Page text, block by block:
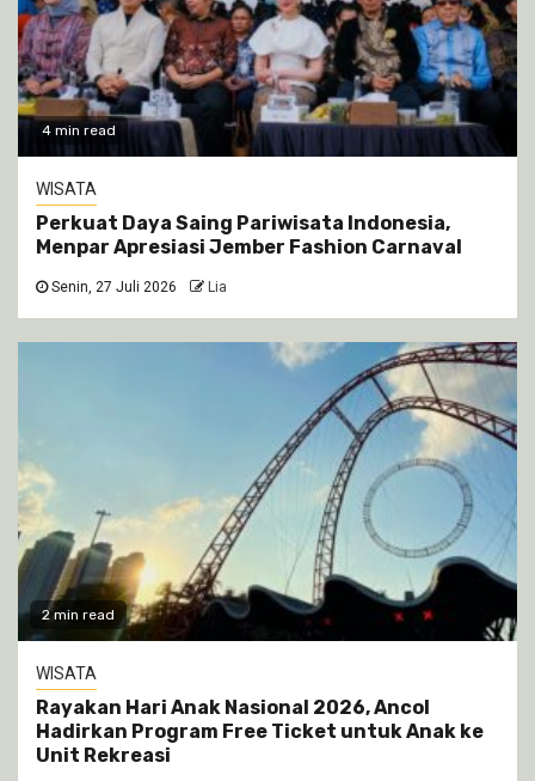
4 min read
WISATA
Perkuat Daya Saing Pariwisata Indonesia,
Menpar Apresiasi Jember Fashion Carnaval
Senin, 27 Juli 2026 Lia
2 min read
WISATA
Rayakan Hari Anak Nasional 2026, Ancol
Hadirkan Program Free Ticket untuk Anak ke
Unit Rekreasi